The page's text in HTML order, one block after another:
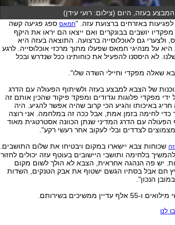
בעזה, היום (צילום: רועי עידן)
באזרחים ברצועת עזה. "חמאסספג פגיעה קשה
יושבים בבונקרים ואם ייצאו הם יראו את היקף
ולצערי גם לאוכלוסייה ברצועה. התוצאה בעזה היא
על מנהיגי חמאס שפעלו מתוך מרכזי אוכלוסייה. לרגע
לא היססנו להפעיל את כוחותינו ככל שנדרש ובכל
שאלה מפקדי וחיילי השדה שלו".
של הצבא למבצע בעזה ולשיתוף הפעולה עם הדרג
ידי מפקדי פלוגות וגדודים ומפקד פיקוד שהכין אותם זה
חריג באיכותו והגיע הכי קרוב שהיה אפשר להגיע. היה
כדי לחימה בזמן אמת, אבל ככה זה במלחמה. אני רוצה
עם הדרג המדיני שנתן הכוונה אסטרטגית מאוד
לצדדים ובלי לעקוב אחר רעשי רקע".
שכוחות צבא יישארו במקום ויבטיחו את שלום התושבים.
בלחימה ותושבי היישובים בעוטף עזה יכולים לחזור
יש פה הנהגה אחראית, הצבא לא הולך לשום מקום
חם אבל בסתיו הגשם ישטוף את אבק הטנקים, השדות
הנכון".
לנו